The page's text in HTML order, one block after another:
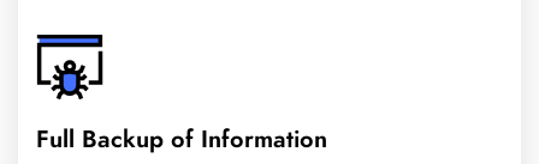
Full Backup of Information